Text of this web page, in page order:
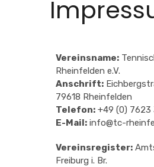
Vereinsname:
Rheinfelden e.V.
Anschrift:
79618 Rheinfelden
Telefon: +49 (0) 7623
E-Mail: info@tc-
Vereinsregister:
Freiburg i. Br.